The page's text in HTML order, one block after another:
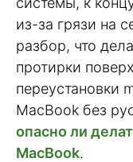
из-за грязи на
разбор, что
протирки
переустановки
MacBook без
опасно ли
MacBook.